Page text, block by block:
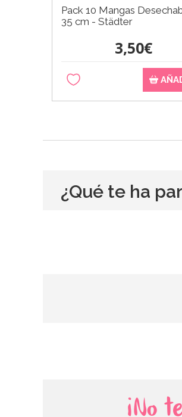
Pack 10 Mangas
35 cm - Städter
3,50€
¿Qué te ha
¡No